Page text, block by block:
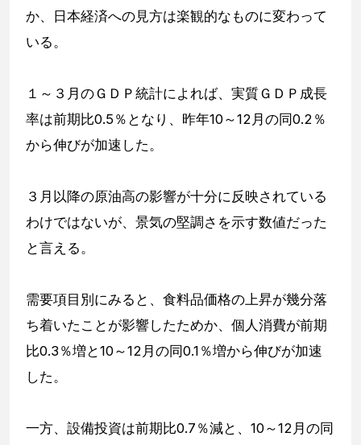
か、日本経済への見方は楽観的なものに変わって
いる。
１～３月のＧＤＰ統計によれば、実質ＧＤＰ成長
率は前期比0.5％となり、昨年10～12月の同0.2％
から伸びが加速した。
３月以降の原油高の影響が十分に反映されている
わけではないが、景気の堅調さを示す数値だった
と言える。
需要項目別にみると、食料品価格の上昇が幾分落
ち着いたことが影響したためか、個人消費が前期
比0.3％増と10～12月の同0.1％増から伸びが加速
した。
一方、設備投資は前期比0.7％減と、10～12月の同